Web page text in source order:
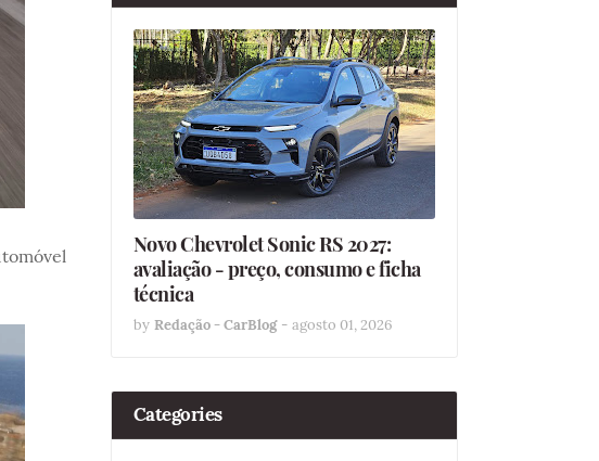
Novo Chevrolet Sonic RS 2027:
avaliação - preço, consumo e ficha
técnica
by Redação - CarBlog - agosto 01, 2026
Categories